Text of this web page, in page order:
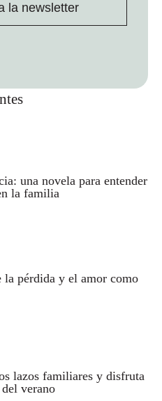
una novela para entender
la familia
la pérdida y el amor como
lazos familiares y disfruta
verano
la newsletter